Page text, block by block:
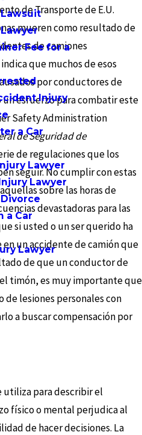
Fee for a
Injury
a Car
Lawyer
Lawyer
a Car
Lawyer
de Transporte de E.U.
mueren como resultado de
de camiones
que muchos de esos
por conductores de
esfuerzo para combatir este
Safety Administration
de Seguridad de
de regulaciones que los
seguir. No cumplir con estas
sobre las horas de
devastadoras para las
si usted o un ser querido ha
un accidente de camión que
de que un conductor de
timón, es muy importante que
de lesiones personales con
a buscar compensación por
utiliza para describir el
físico o mental perjudica al
de hacer decisiones. La